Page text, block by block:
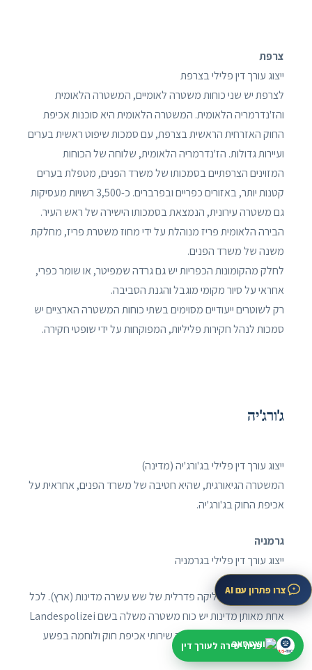
צרפת
ייצוג עורך דין פלילי בצרפת
לצרפת יש שני כוחות משטרה לאומיים, המשטרה הלאומית
והז'נדרמריה הלאומית. המשטרה הלאומית היא סוכנות אכיפת
החוק האזרחית הראשית בצרפת, עם סמכות שיפוט ראשית בערים
ועיירות גדולות. הז'נדרמריה הלאומית, שלוחה של הכוחות
המזוינים הצרפתיים בסמכותו של משרד הפנים, מטפלת בערים
קטנות יותר, באזורים כפריים ובפרברים. כ-3,500 רשויות מעסיקות
גם משטרה עירונית, הנמצאת בסמכותו הישירה של ראש העיר.
הבירה הלאומית פריז מנוהלת על ידי מחוז משטרת פריז, מחלקת
משנה של משרד הפנים.
לחלק מהקומונות הכפריות יש גם גרדה שמפיטר, או שומר כפרי,
אחראי על סיור מקומי מוגבל והגנת הסביבה.
רק לשוטרים ייעודיים מסוימים בשתי כוחות המשטרה הארציים יש
סמכות לנהל חקירות פליליות, המפוקחות על ידי שופטי חקירה.
ג'ורג'יה
ייצוג עורך דין פלילי בג'ורג'יה (מדינה)
המשטרה הגיאורגית, שהיא חטיבה של משרד הפנים, אחראית על
אכיפת החוק בג'ורג'יה.
גרמניה
ייצוג עורך דין פלילי בגרמניה
גרמניה היא רפובליקה פדרלית של שש עשרה מדינות (ארץ). לכל
אחת מאותן מדינות יש כוח משטרה משלה בשם Landespolizei
(משטרת המדינה), המספק שירותי אכיפת חוק ולוחמה בפשע
בסיסיים.
צרו פתרון עם AI
פניה ישירה לעורך דין